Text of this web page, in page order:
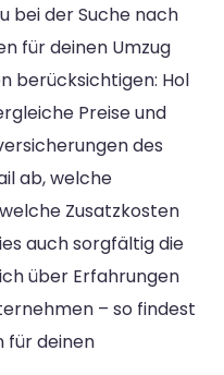
bei der Suche nach
für deinen Umzug
berücksichtigen: Hol
Preise und
des
ab, welche
Zusatzkosten
auch sorgfältig die
über Erfahrungen
– so findest
für deinen